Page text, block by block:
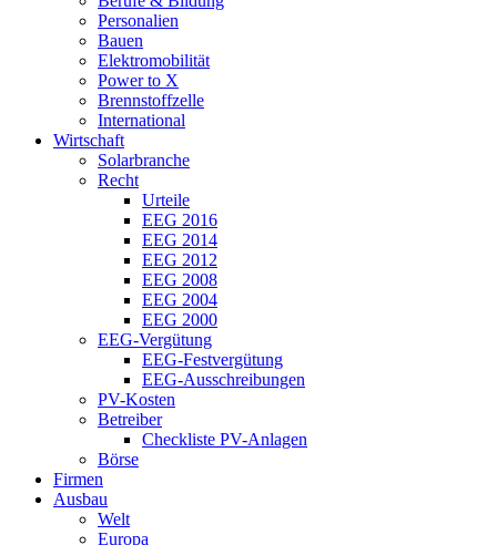
Personalien
Bauen
Elektromobilität
Power to X
Brennstoffzelle
International
Wirtschaft
Solarbranche
Recht
Urteile
EEG 2016
EEG 2014
EEG 2012
EEG 2008
EEG 2004
EEG 2000
EEG-Vergütung
EEG-Festvergütung
EEG-Ausschreibungen
PV-Kosten
Betreiber
Checkliste PV-Anlagen
Börse
Firmen
Ausbau
Welt
Europa